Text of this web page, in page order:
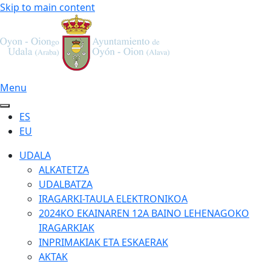
Skip to main content
Menu
ES
EU
UDALA
ALKATETZA
UDALBATZA
IRAGARKI-TAULA ELEKTRONIKOA
2024KO EKAINAREN 12A BAINO LEHENAGOKO
IRAGARKIAK
INPRIMAKIAK ETA ESKAERAK
AKTAK